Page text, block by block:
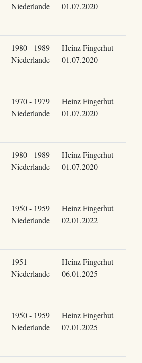
Niederlande
01.07.2020
1980 - 1989
Niederlande
Heinz Fingerhut
01.07.2020
1970 - 1979
Niederlande
Heinz Fingerhut
01.07.2020
1980 - 1989
Niederlande
Heinz Fingerhut
01.07.2020
1950 - 1959
Niederlande
Heinz Fingerhut
02.01.2022
1951
Niederlande
Heinz Fingerhut
06.01.2025
1950 - 1959
Niederlande
Heinz Fingerhut
07.01.2025